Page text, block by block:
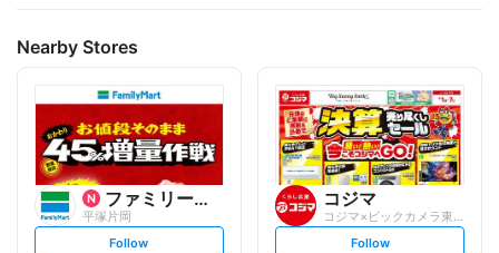
Nearby Stores
ファミリーマート
平塚片岡
s
Follow
コジマ
s
Follow